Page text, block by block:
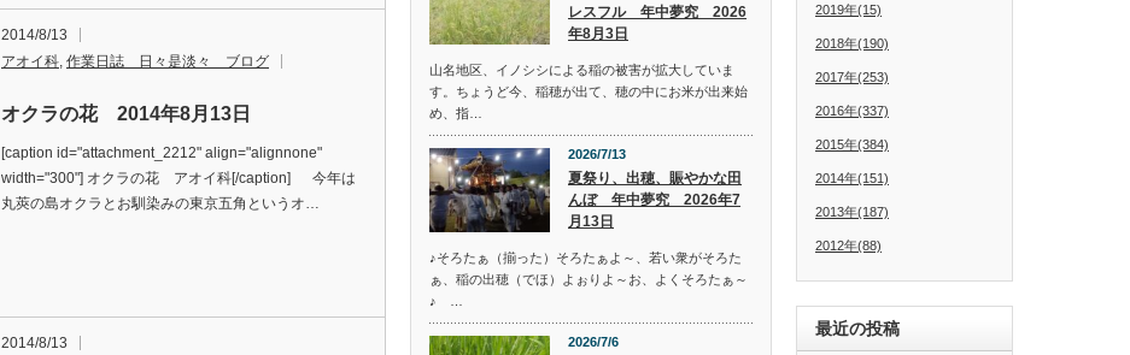
2014/8/13
アオイ科, 作業日誌 日々是淡々 ブログ
オクラの花 2014年8月13日
[caption id="attachment_2212" align="alignnone"
width="300"] オクラの花 アオイ科[/caption] 今年は
丸莢の島オクラとお馴染みの東京五角というオ…
2014/8/13
レスフル 年中夢究 2026
年8月3日
山名地区、イノシシによる稲の被害が拡大していま
す。ちょうど今、稲穂が出て、穂の中にお米が出来始
め、指…
2026/7/13
夏祭り、出穂、賑やかな田
んぼ 年中夢究 2026年7
月13日
♪そろたぁ（揃った）そろたぁよ～、若い衆がそろた
ぁ、稲の出穂（でほ）よぉりよ～お、よくそろたぁ～
♪ …
2026/7/6
2019年(15)
2018年(190)
2017年(253)
2016年(337)
2015年(384)
2014年(151)
2013年(187)
2012年(88)
最近の投稿